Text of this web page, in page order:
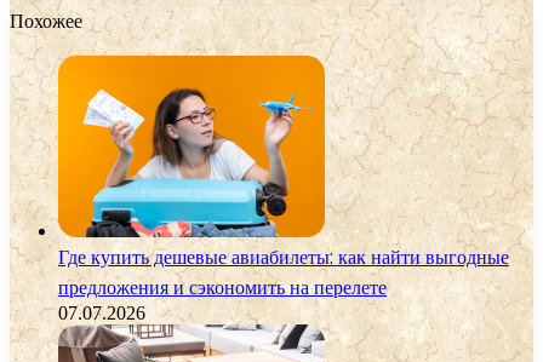
Похожее
Где купить дешевые авиабилеты: как найти выгодные
предложения и сэкономить на перелете
07.07.2026